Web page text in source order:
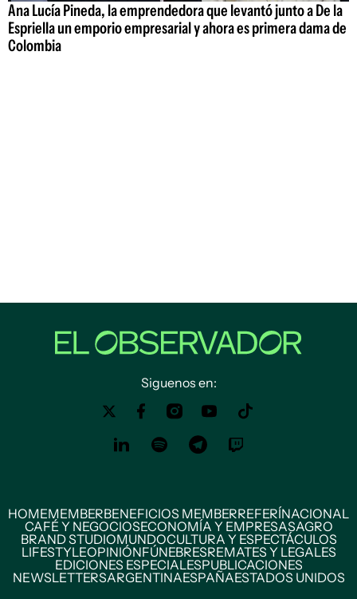
Ana Lucía Pineda, la emprendedora que levantó junto a De la
Espriella un emporio empresarial y ahora es primera dama de
Colombia
Siguenos en:
HOMEMEMBERBENEFICIOS MEMBERREFERÍNACIONAL
CAFÉ Y NEGOCIOSECONOMÍA Y EMPRESASAGRO
BRAND STUDIOMUNDOCULTURA Y ESPECTÁCULOS
LIFESTYLEOPINIÓNFÚNEBRESREMATES Y LEGALES
EDICIONES ESPECIALESPUBLICACIONES
NEWSLETTERSARGENTINAESPAÑAESTADOS UNIDOS